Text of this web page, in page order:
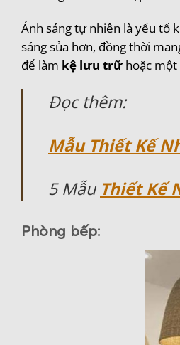
Ánh sáng tự nhiên là yếu tố
sáng sủa hơn, đồng thời
để làm kệ lưu trữhoặc một
Đọc thêm:
Mẫu Thiết Kế
5 Mẫu Thiết Kế
Phòng bếp: